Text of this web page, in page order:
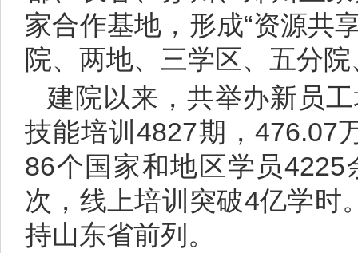
家合作基地，形成“资源共
院、两地、三学区、五分
建院以来，共举办新员
技能培训4827期，476.07
86个国家和地区学员
次，线上培训突破4亿学时
持山东省前列。